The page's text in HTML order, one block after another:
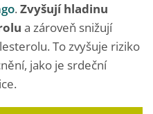
. Zvyšují hladinu
a zároveň snižují
To zvyšuje riziko
jako je srdeční